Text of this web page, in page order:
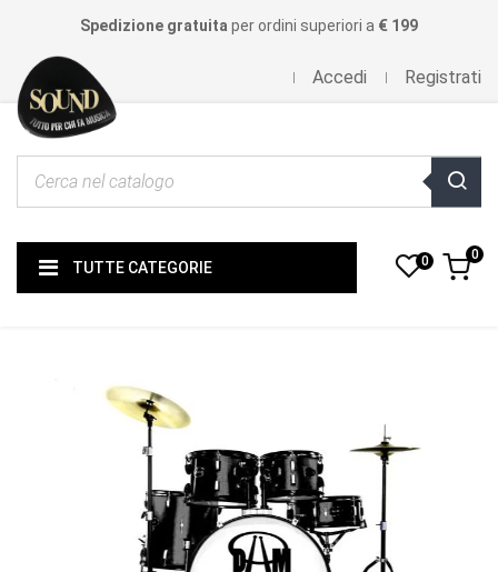
Spedizione gratuita per ordini superiori a € 199
Accedi Registrati
TUTTE CATEGORIE 0 0